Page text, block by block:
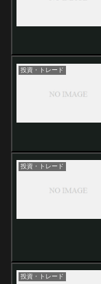
投資・トレード
投資・トレード
投資・トレード